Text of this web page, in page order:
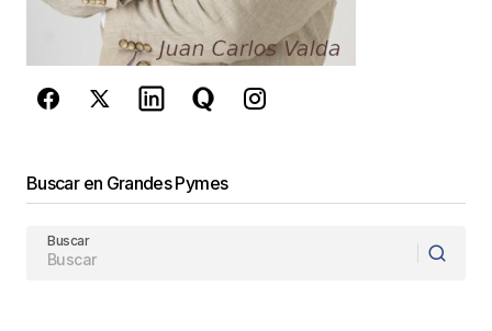
de Googlese aplican.
Enviar Comentario
Buscar en Grandes Pymes
Buscar